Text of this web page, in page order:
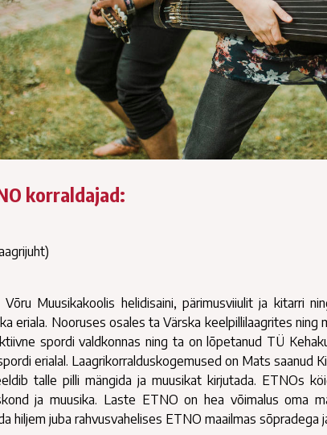
korraldajad:
Muusikakoolis helidisaini, pärimusviiulit ja kitarri
eriala. Nooruses osales ta Värska keelpillilaagrites ning
spordi valdkonnas ning ta on lõpetanud TÜ
erialal. Laagrikorralduskogemused on Mats saanud
talle pilli mängida ja muusikat kirjutada. ETNOs
ja muusika. Laste ETNO on hea võimalus oma
hiljem juba rahvusvahelises ETNO maailmas sõpradega